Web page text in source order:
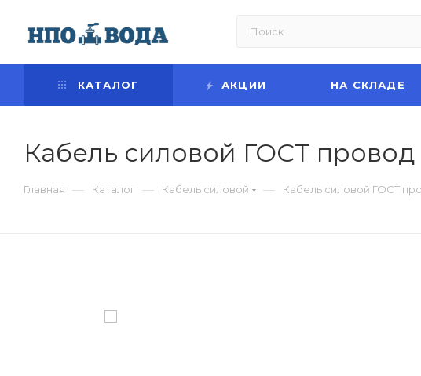
КАТАЛОГ АКЦИИ НА СКЛАДЕ
Кабель силовой ГОСТ провод
Главная — Каталог — Кабель силовой — Кабель силовой ГОСТ